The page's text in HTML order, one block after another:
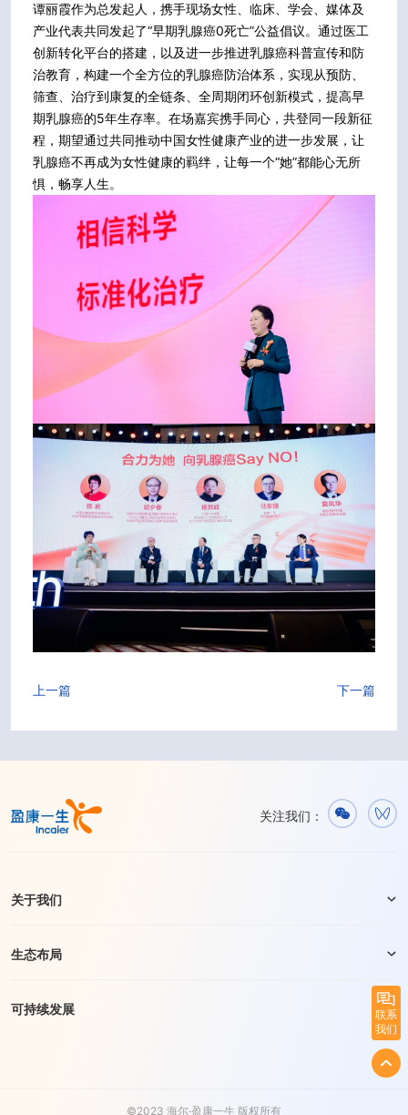
谭丽霞作为总发起人，携手现场女性、临床、学会、媒体及
产业代表共同发起了“早期乳腺癌0死亡”公益倡议。通过医工
创新转化平台的搭建，以及进一步推进乳腺癌科普宣传和防
治教育，构建一个全方位的乳腺癌防治体系，实现从预防、
筛查、治疗到康复的全链条、全周期闭环创新模式，提高早
期乳腺癌的5年生存率。在场嘉宾携手同心，共登同一段新征
程，期望通过共同推动中国女性健康产业的进一步发展，让
乳腺癌不再成为女性健康的羁绊，让每一个“她”都能心无所
惧，畅享人生。
上一篇 下一篇
关注我们：
关于我们
生态布局
可持续发展
©2023 海尔·盈康一生 版权所有
联系
我们